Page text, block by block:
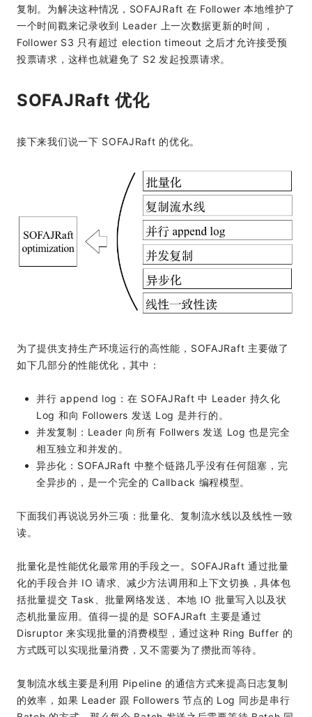
复制。为解决这种情况，SOFAJRaft 在 Follower 本地维护了
一个时间戳来记录收到 Leader 上一次数据更新的时间，
Follower S3 只有超过 election timeout 之后才允许接受预
投票请求，这样也就避免了 S2 发起投票请求。
SOFAJRaft 优化
接下来我们说一下 SOFAJRaft 的优化。
为了提供支持生产环境运行的高性能，SOFAJRaft 主要做了
如下几部分的性能优化，其中：
并行 append log：在 SOFAJRaft 中 Leader 持久化
Log 和向 Followers 发送 Log 是并行的。
并发复制：Leader 向所有 Follwers 发送 Log 也是完全
相互独立和并发的。
异步化：SOFAJRaft 中整个链路几乎没有任何阻塞，完
全异步的，是一个完全的 Callback 编程模型。
下面我们再说说另外三项：批量化、复制流水线以及线性一致
读。
批量化是性能优化最常用的手段之一。SOFAJRaft 通过批量
化的手段合并 IO 请求、减少方法调用和上下文切换，具体包
括批量提交 Task、批量网络发送、本地 IO 批量写入以及状
态机批量应用。值得一提的是 SOFAJRaft 主要是通过
Disruptor 来实现批量的消费模型，通过这种 Ring Buffer 的
方式既可以实现批量消费，又不需要为了攒批而等待。
复制流水线主要是利用 Pipeline 的通信方式来提高日志复制
的效率，如果 Leader 跟 Followers 节点的 Log 同步是串行